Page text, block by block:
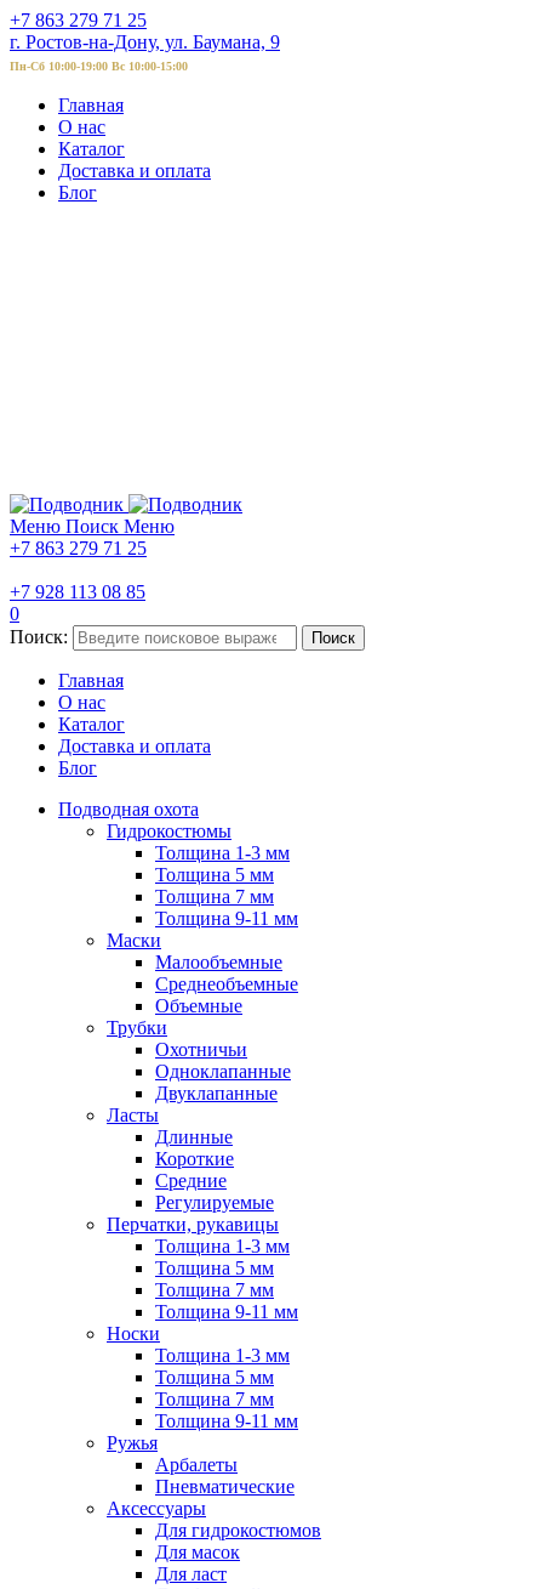
+7 863 279 71 25
г. Ростов-на-Дону, ул. Баумана, 9
Пн-Сб 10:00-19:00 Вс 10:00-15:00
Главная
О нас
Каталог
Доставка и оплата
Блог
Меню Поиск Меню
+7 863 279 71 25
+7 928 113 08 85
0
Поиск:
Поиск
Главная
О нас
Каталог
Доставка и оплата
Блог
Подводная охота
Гидрокостюмы
Толщина 1-3 мм
Толщина 5 мм
Толщина 7 мм
Толщина 9-11 мм
Маски
Малообъемные
Среднеобъемные
Объемные
Трубки
Охотничьи
Одноклапанные
Двуклапанные
Ласты
Длинные
Короткие
Средние
Регулируемые
Перчатки, рукавицы
Толщина 1-3 мм
Толщина 5 мм
Толщина 7 мм
Толщина 9-11 мм
Носки
Толщина 1-3 мм
Толщина 5 мм
Толщина 7 мм
Толщина 9-11 мм
Ружья
Арбалеты
Пневматические
Аксессуары
Для гидрокостюмов
Для масок
Для ласт